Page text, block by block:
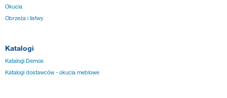
Okucia
Obrzeża i listwy
Katalogi
Katalogi Demos
Katalogi dostawców - okucia meblowe